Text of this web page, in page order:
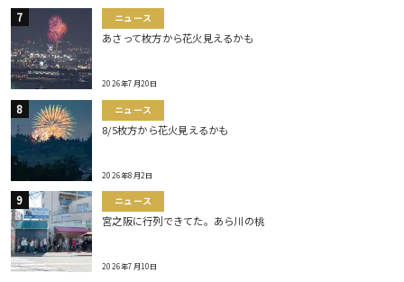
ニュース
あさって枚方から花火見えるかも
2026年7月20日
ニュース
8/5枚方から花火見えるかも
2026年8月2日
ニュース
宮之阪に行列できてた。あら川の桃
2026年7月10日